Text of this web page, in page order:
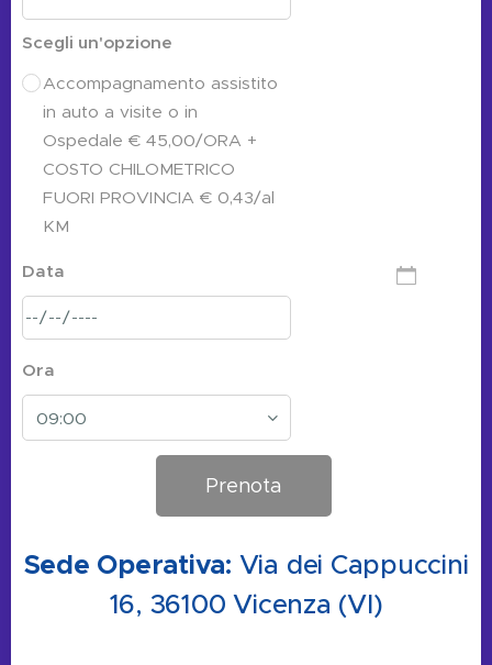
Scegli un'opzione
Accompagnamento assistito
in auto a visite o in
Ospedale € 45,00/ORA +
COSTO CHILOMETRICO
FUORI PROVINCIA € 0,43/al
KM
Data
Ora
Prenota
Sede Operativa: Via dei Cappuccini
16, 36100 Vicenza (VI)